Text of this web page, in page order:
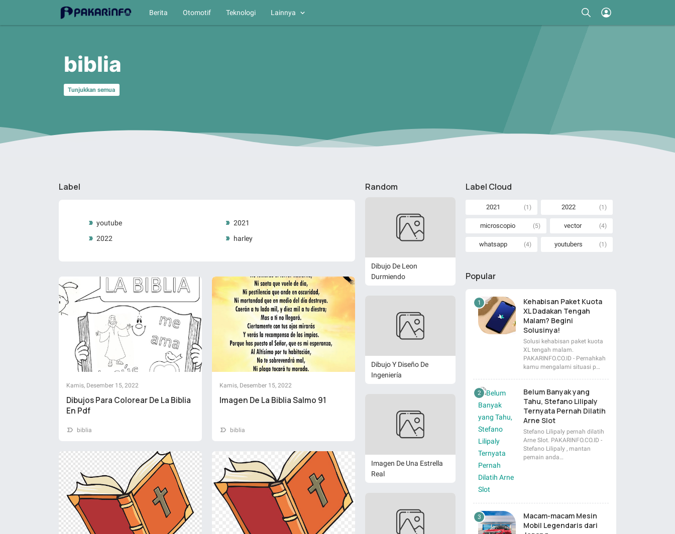
Berita Otomotif Teknologi Lainnya
biblia
Tunjukkan semua
Label
youtube
2021
2022
harley
Kamis, Desember 15, 2022
Dibujos Para Colorear De La Biblia
En Pdf
biblia
Kamis, Desember 15, 2022
Imagen De La Biblia Salmo 91
biblia
Random
Dibujo De Leon
Durmiendo
Dibujo Y Diseño De
Ingeniería
Imagen De Una Estrella
Real
Label Cloud
2021 (1) 2022 (1)
microscopio (5) vector (4)
whatsapp (4) youtubers (1)
Popular
Kehabisan Paket Kuota
XL Dadakan Tengah
Malam? Begini
Solusinya!
Solusi kehabisan paket kuota
XL tengah malam.
PAKARINFO.CO.ID - Pernahkah
kamu mengalami situasi p…
Belum Banyak yang
Tahu, Stefano Lilipaly
Ternyata Pernah Dilatih
Arne Slot
Stefano Lilipaly pernah dilatih
Arne Slot. PAKARINFO.CO.ID -
Stefano Lilipaly , mantan
pemain anda…
Macam-macam Mesin
Mobil Legendaris dari